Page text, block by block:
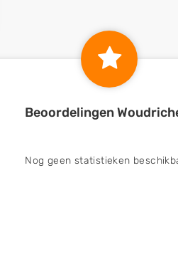
Beoordelingen
Nog geen statistieken